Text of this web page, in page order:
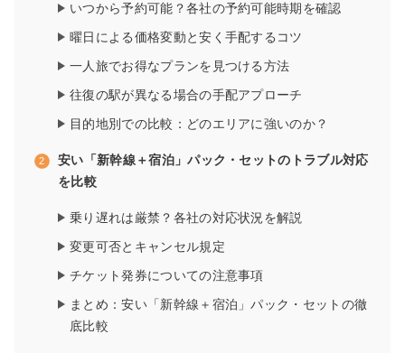
いつから予約可能？各社の予約可能時期を確認
曜日による価格変動と安く手配するコツ
一人旅でお得なプランを見つける方法
往復の駅が異なる場合の手配アプローチ
目的地別での比較：どのエリアに強いのか？
安い「新幹線＋宿泊」パック・セットのトラブル対応
を比較
乗り遅れは厳禁？各社の対応状況を解説
変更可否とキャンセル規定
チケット発券についての注意事項
まとめ：安い「新幹線＋宿泊」パック・セットの徹
底比較